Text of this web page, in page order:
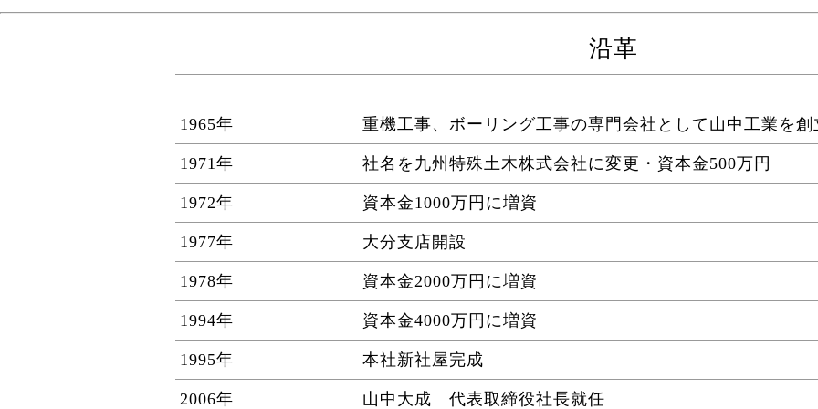
沿革
1965年 重機工事、ボーリング工事の専門会社として山中工業を創
1971年 社名を九州特殊土木株式会社に変更・資本金500万円
1972年 資本金1000万円に増資
1977年 大分支店開設
1978年 資本金2000万円に増資
1994年 資本金4000万円に増資
1995年 本社新社屋完成
2006年 山中大成 代表取締役社長就任